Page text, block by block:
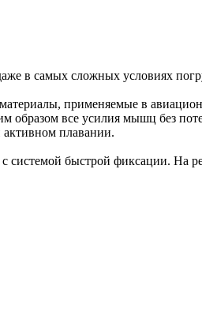
в самых сложных условиях
применяемые в
все усилия мышц без
плавании.
быстрой фиксации. На